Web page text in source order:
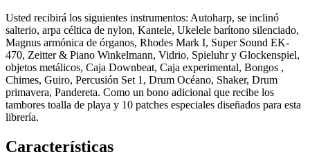
Usted recibirá los siguientes instrumentos: Autoharp, se inclinó
salterio, arpa céltica de nylon, Kantele, Ukelele barítono silenciado,
Magnus armónica de órganos, Rhodes Mark I, Super Sound EK-
470, Zeitter & Piano Winkelmann, Vidrio, Spieluhr y Glockenspiel,
objetos metálicos, Caja Downbeat, Caja experimental, Bongos ,
Chimes, Guiro, Percusión Set 1, Drum Océano, Shaker, Drum
primavera, Pandereta. Como un bono adicional que recibe los
tambores toalla de playa y 10 patches especiales diseñados para esta
librería.
Características